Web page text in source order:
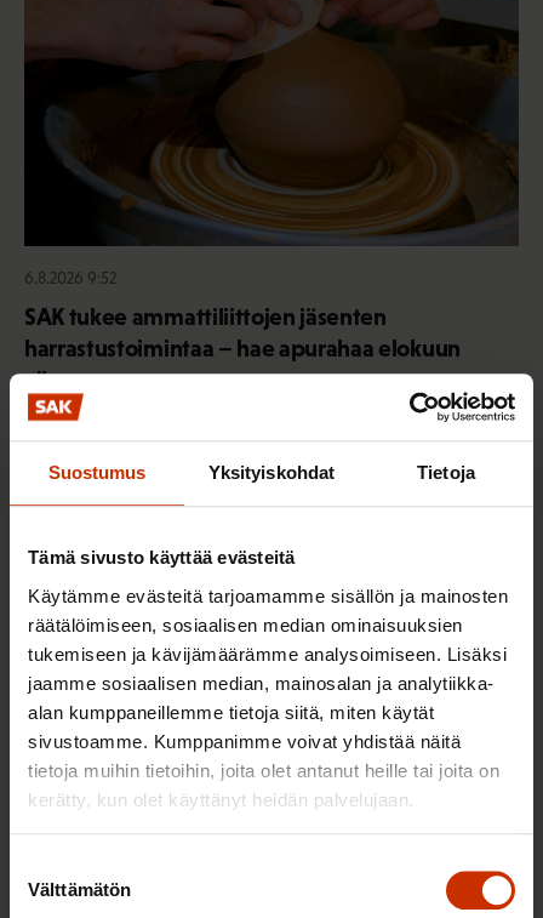
Suostumus Yksityiskohdat Tietoja
Tämä sivusto käyttää evästeitä
Käytämme evästeitä tarjoamamme sisällön ja mainosten
räätälöimiseen, sosiaalisen median ominaisuuksien
tukemiseen ja kävijämäärämme analysoimiseen. Lisäksi
jaamme sosiaalisen median, mainosalan ja analytiikka-
alan kumppaneillemme tietoja siitä, miten käytät
sivustoamme. Kumppanimme voivat yhdistää näitä
tietoja muihin tietoihin, joita olet antanut heille tai joita on
kerätty, kun olet käyttänyt heidän palvelujaan.
valinta
Välttämätön
6.8.2026 9:52
SAK tukee ammattiliittojen jäsenten
harrastustoimintaa – hae apurahaa elokuun
aikana
TALOUS JA ELINKEINOELÄMÄ
4.8.2026 16:55